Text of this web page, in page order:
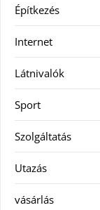
Építkezés
Internet
Látnivalók
Sport
Szolgáltatás
Utazás
vásárlás